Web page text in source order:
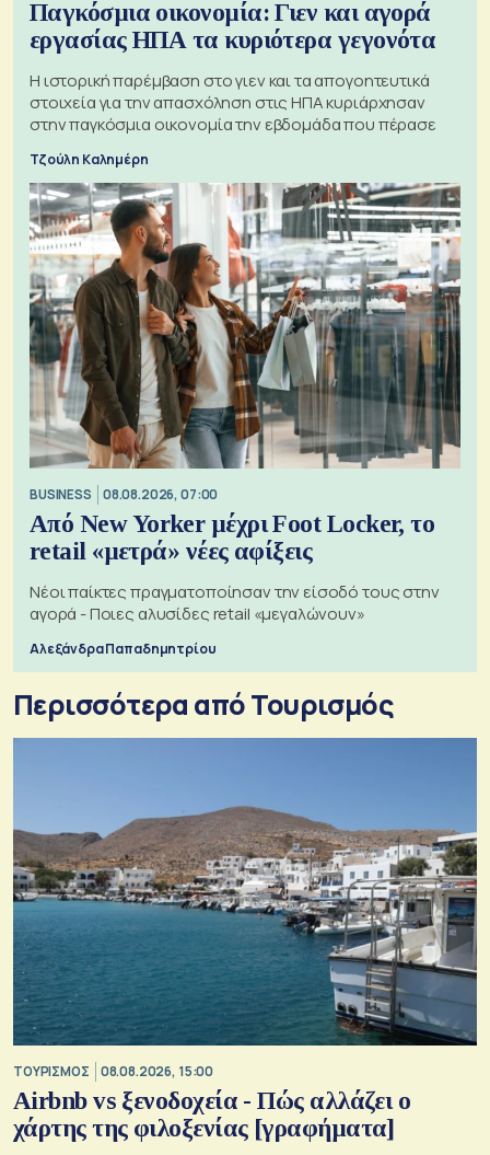
Παγκόσμια οικονομία: Γιεν και αγορά
εργασίας ΗΠΑ τα κυριότερα γεγονότα
Η ιστορική παρέμβαση στο γιεν και τα απογοητευτικά
στοιχεία για την απασχόληση στις ΗΠΑ κυριάρχησαν
στην παγκόσμια οικονομία την εβδομάδα που πέρασε
Τζούλη Καλημέρη
BUSINESS 08.08.2026, 07:00
Από New Yorker μέχρι Foot Locker, το
retail «μετρά» νέες αφίξεις
Νέοι παίκτες πραγματοποίησαν την είσοδό τους στην
αγορά - Ποιες αλυσίδες retail «μεγαλώνουν»
Αλεξάνδρα Παπαδημητρίου
Περισσότερα από Τουρισμός
ΤΟΥΡΙΣΜΟΣ 08.08.2026, 15:00
Airbnb vs ξενοδοχεία - Πώς αλλάζει ο
χάρτης της φιλοξενίας [γραφήματα]